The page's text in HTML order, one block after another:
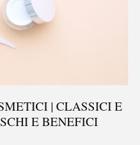
| CLASSICI E
E BENEFICI